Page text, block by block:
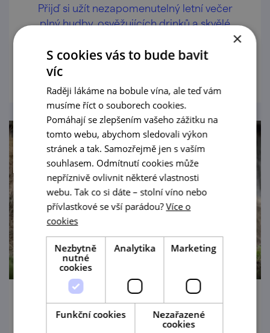
Přijď si užít nezapomenutelný letní večer
plný hudby, osvěžujících drinků a skvělé
11. Oblastní a 22. Okresní výstava zvířat v
Kyjově
×
S cookies vás to bude bavit
víc
Raději lákáme na bobule vína, ale teď vám
musíme říct o souborech cookies.
Pomáhají se zlepšením vašeho zážitku na
tomto webu, abychom sledovali výkon
stránek a tak. Samozřejmě jen s vaším
souhlasem. Odmítnutí cookies může
nepříznivě ovlivnit některé vlastnosti
webu. Tak co si dáte – stolní víno nebo
přívlastkové se vší parádou?Více o
cookies
Nezbytně
nutné
cookies
Analytika Marketing
Funkční cookies
Nezařazené
cookies